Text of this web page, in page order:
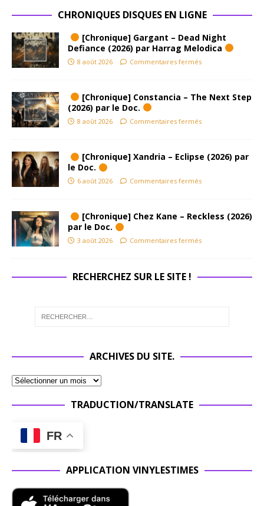
CHRONIQUES DISQUES EN LIGNE
[Chronique] Gargant – Dead Night
Defiance (2026) par Harrag Melodica
8 août 2026 Commentaires fermés
[Chronique] Constancia – The Next Step
(2026) par le Doc.
8 août 2026 Commentaires fermés
[Chronique] Xandria – Eclipse (2026) par
le Doc.
6 août 2026 Commentaires fermés
[Chronique] Chez Kane – Reckless (2026)
par le Doc.
3 août 2026 Commentaires fermés
RECHERCHEZ SUR LE SITE !
ARCHIVES DU SITE.
TRADUCTION/TRANSLATE
FR
APPLICATION VINYLESTIMES